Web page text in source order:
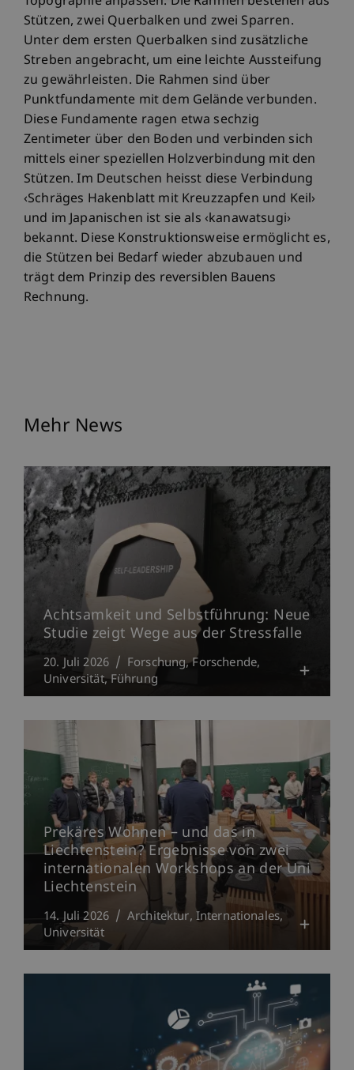
Stützen, zwei Querbalken und zwei Sparren.
Unter dem ersten Querbalken sind zusätzliche
Streben angebracht, um eine leichte Aussteifung
zu gewährleisten. Die Rahmen sind über
Punktfundamente mit dem Gelände verbunden.
Diese Fundamente ragen etwa sechzig
Zentimeter über den Boden und verbinden sich
mittels einer speziellen Holzverbindung mit den
Stützen. Im Deutschen heisst diese Verbindung
‹Schräges Hakenblatt mit Kreuzzapfen und Keil›
und im Japanischen ist sie als ‹kanawatsugi›
bekannt. Diese Konstruktionsweise ermöglicht es,
die Stützen bei Bedarf wieder abzubauen und
trägt dem Prinzip des reversiblen Bauens
Rechnung.
Mehr News
Achtsamkeit und Selbstführung: Neue
Studie zeigt Wege aus der Stressfalle
20. Juli 2026 Forschung Forschende
Universität Führung
Prekäres Wohnen – und das in
Liechtenstein? Ergebnisse von zwei
internationalen Workshops an der Uni
Liechtenstein
14. Juli 2026 Architektur Internationales
Universität